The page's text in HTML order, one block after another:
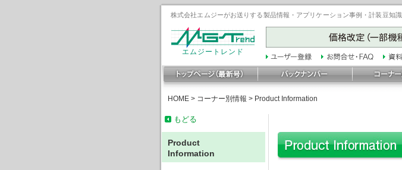
株式会社エムジーがお送りする製品情報・アプリケーション事例・計装豆知
エムジートレンド
HOME > コーナー別情報 > Product Information
もどる
Product
Information